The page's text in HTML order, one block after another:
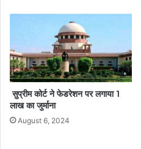
सुप्रीम कोर्ट ने फेडरेशन पर लगाया 1
लाख का जुर्माना
August 6, 2024